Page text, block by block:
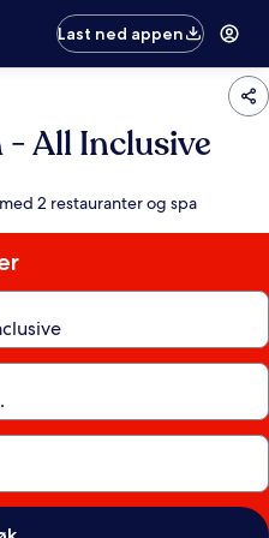
Last ned appen
All Inclusive
2 restauranter og spa